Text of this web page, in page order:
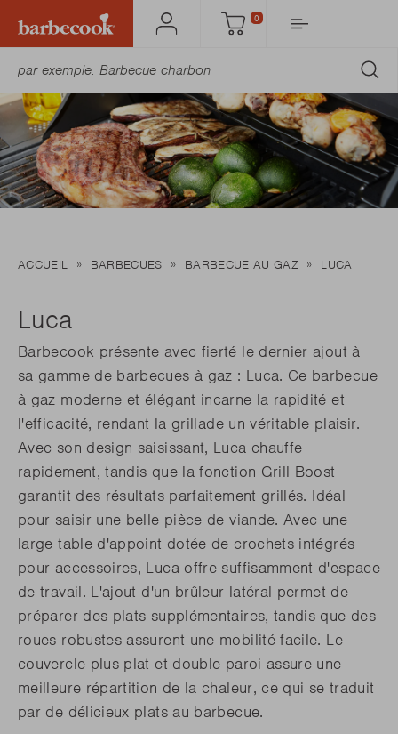
Mon
Panier
0
ACCUEIL BARBECUES BARBECUE AU GAZ LUCA
Luca
Barbecook présente avec fierté le dernier ajout à
sa gamme de barbecues à gaz : Luca. Ce barbecue
à gaz moderne et élégant incarne la rapidité et
l'efficacité, rendant la grillade un véritable plaisir.
Avec son design saisissant, Luca chauffe
rapidement, tandis que la fonction Grill Boost
garantit des résultats parfaitement grillés. Idéal
pour saisir une belle pièce de viande. Avec une
large table d'appoint dotée de crochets intégrés
pour accessoires, Luca offre suffisamment d'espace
de travail. L'ajout d'un brûleur latéral permet de
préparer des plats supplémentaires, tandis que des
roues robustes assurent une mobilité facile. Le
couvercle plus plat et double paroi assure une
meilleure répartition de la chaleur, ce qui se traduit
par de délicieux plats au barbecue.